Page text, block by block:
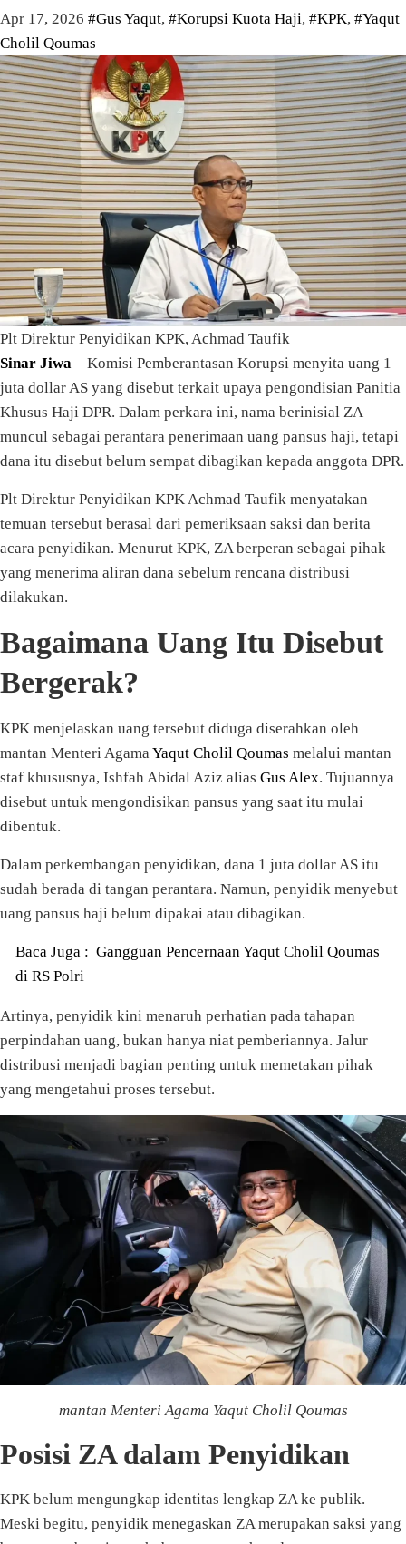
Apr 17, 2026 #Gus Yaqut, #Korupsi Kuota Haji, #KPK, #Yaqut
Cholil Qoumas
Plt Direktur Penyidikan KPK, Achmad Taufik
Sinar Jiwa – Komisi Pemberantasan Korupsi menyita uang 1
juta dollar AS yang disebut terkait upaya pengondisian Panitia
Khusus Haji DPR. Dalam perkara ini, nama berinisial ZA
muncul sebagai perantara penerimaan uang pansus haji, tetapi
dana itu disebut belum sempat dibagikan kepada anggota DPR.
Plt Direktur Penyidikan KPK Achmad Taufik menyatakan
temuan tersebut berasal dari pemeriksaan saksi dan berita
acara penyidikan. Menurut KPK, ZA berperan sebagai pihak
yang menerima aliran dana sebelum rencana distribusi
dilakukan.
Bagaimana Uang Itu Disebut
Bergerak?
KPK menjelaskan uang tersebut diduga diserahkan oleh
mantan Menteri Agama Yaqut Cholil Qoumas melalui mantan
staf khususnya, Ishfah Abidal Aziz alias Gus Alex. Tujuannya
disebut untuk mengondisikan pansus yang saat itu mulai
dibentuk.
Dalam perkembangan penyidikan, dana 1 juta dollar AS itu
sudah berada di tangan perantara. Namun, penyidik menyebut
uang pansus haji belum dipakai atau dibagikan.
Baca Juga : Gangguan Pencernaan Yaqut Cholil Qoumas
di RS Polri
Artinya, penyidik kini menaruh perhatian pada tahapan
perpindahan uang, bukan hanya niat pemberiannya. Jalur
distribusi menjadi bagian penting untuk memetakan pihak
yang mengetahui proses tersebut.
mantan Menteri Agama Yaqut Cholil Qoumas
Posisi ZA dalam Penyidikan
KPK belum mengungkap identitas lengkap ZA ke publik.
Meski begitu, penyidik menegaskan ZA merupakan saksi yang